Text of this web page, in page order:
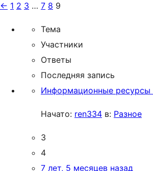
← 1 2 3 … 7 8 9
Тема
Участники
Ответы
Последняя запись
Информационные ресурсы
Начато: ren334 в: Разное
3
4
7 лет, 5 месяцев назад